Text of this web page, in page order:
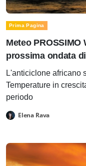
Prima Pagina
Meteo
prossima ondata
L'anticiclone africano
Temperature in
periodo
Elena Rava